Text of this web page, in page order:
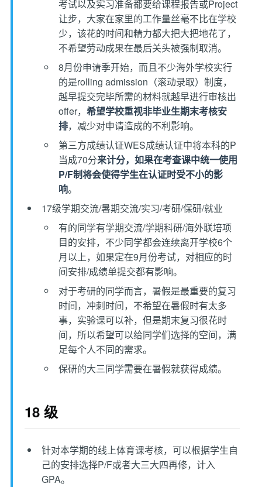
考试以及实习准备都要给课程报告或Project
让步，大家在家里的工作量丝毫不比在学校
少，该花的时间和精力都大把大把地花了，
不希望劳动成果在最后关头被强制取消。
8月份申请季开始，而且不少海外学校实行
的是rolling admission（滚动录取）制度，
越早提交完毕所需的材料就越早进行审核出
offer， 希望学校重视非毕业生期末考核安
排，减少对申请造成的不利影响。
第三方成绩认证WES成绩认证中将本科的P
当成70分来计分，如果在考查课中统一使用
P/F制将会使得学生在认证时受不小的影
响。
17级学期交流/暑期交流/实习/考研/保研/就业
有的同学有学期交流/学期科研/海外联培项
目的安排，不少同学都会连续离开学校6个
月以上，如果定在9月份考试，对相应的时
间安排/成绩单提交都有影响。
对于考研的同学而言，暑假是最重要的复习
时间，冲刺时间，不希望在暑假时有太多
事，实验课可以补，但是期末复习很花时
间，所以希望可以给同学们选择的空间，满
足每个人不同的需求。
保研的大三同学需要在暑假就获得成绩。
18 级
针对本学期的线上体育课考核，可以根据学生自
己的安排选择P/F或者大三大四再修，计入
GPA。